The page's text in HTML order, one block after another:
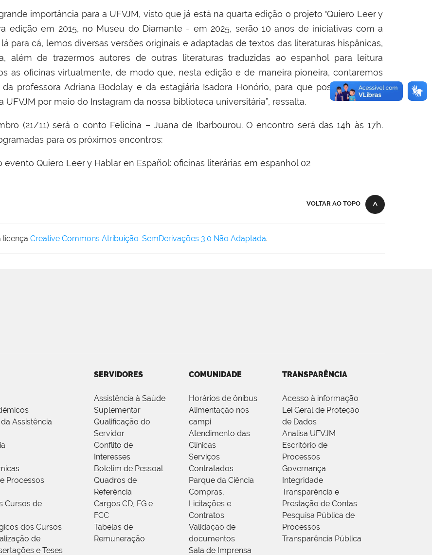
importância para a UFVJM, visto que já está na quarta edição o projeto "Quiero Leer y
edição em 2015, no Museu do Diamante - em 2025, serão 10 anos de iniciativas com a
para cá, lemos diversas versões originais e adaptadas de textos das literaturas hispânicas,
além de trazermos autores de outras literaturas traduzidas ao espanhol para leitura
as oficinas virtualmente, de modo que, nesta edição e de maneira pioneira, contaremos
professora Adriana Bodolay e da estagiária Isadora Honório, para que possamos levar
por meio do Instagram da nossa biblioteca universitária”, ressalta.
(21/11) será o conto Felicina – Juana de Ibarbourou. O encontro será das 14h às 17h.
para os próximos encontros:
VOLTAR AO TOPO
licença Creative Commons Atribuição-SemDerivações 3.0 Não Adaptada.
Assistência
Processos
Cursos de
dos Cursos
de
e Teses
SERVIDORES
Assistência à Saúde
Suplementar
Qualificação do
Servidor
Conflito de
Interesses
Boletim de Pessoal
Quadros de
Referência
Cargos CD, FG e
FCC
Tabelas de
Remuneração
COMUNIDADE
Horários de ônibus
Alimentação nos
campi
Atendimento das
Clínicas
Serviços
Contratados
Parque da Ciência
Compras,
Licitações e
Contratos
Validação de
documentos
Sala de Imprensa
TRANSPARÊNCIA
Acesso à informação
Lei Geral de Proteção
de Dados
Analisa UFVJM
Escritório de
Processos
Governança
Integridade
Transparência e
Prestação de Contas
Pesquisa Pública de
Processos
Transparência Pública